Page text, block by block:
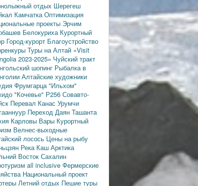
отдых Шерегеш
КамчаткаОптимизация
проекты Эрчим
Белокуриха Курортный
Город-курорт Благоустройство
Туры на Алтай «Visit
2023-2025» Чуйский тракт
шопинг Рыбалка в
Алтайские художники
Фрумгарца"Ильхом"
"Кочевье" Р256 Совавто-
Перевал Канас Урумчи
Переход Даян Ташанта
Карловы Вары Курортный
Велнес-выходные
лосось Цены на рыбу
Река Каш Арктика
Восток Сахалин
all inclusive Фермерские
Национальный проект
Летний отдых Пешие туры